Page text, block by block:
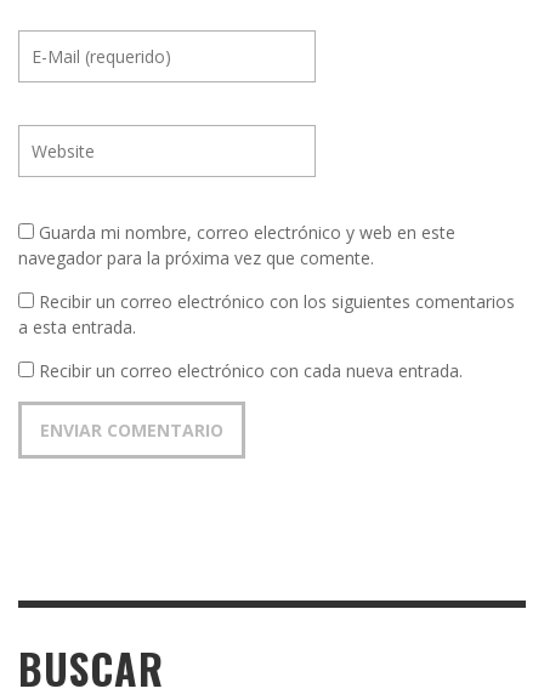
Guarda mi nombre, correo electrónico y web en este
navegador para la próxima vez que comente.
Recibir un correo electrónico con los siguientes comentarios
a esta entrada.
Recibir un correo electrónico con cada nueva entrada.
BUSCAR